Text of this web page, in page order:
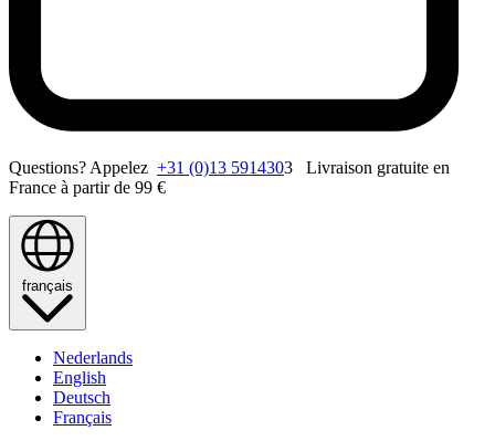
Questions? Appelez +31 (0)13 5914303 Livraison gratuite en
France à partir de 99 €
français
Nederlands
English
Deutsch
Français